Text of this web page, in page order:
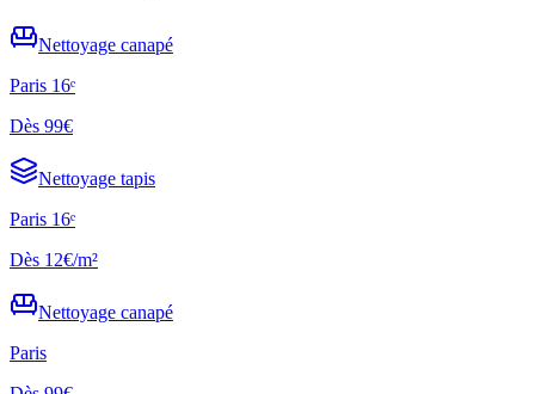
Nettoyage canapé
Paris 16ᵉ
Dès 99€
Nettoyage tapis
Paris 16ᵉ
Dès 12€/m²
Nettoyage canapé
Paris